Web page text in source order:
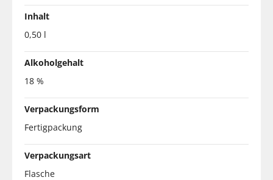
Inhalt
0,50 l
Alkoholgehalt
18 %
Verpackungsform
Fertigpackung
Verpackungsart
Flasche